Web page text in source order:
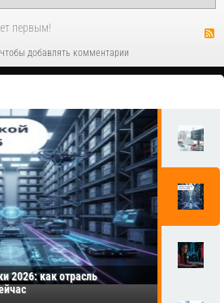
первым!
чтобы добавлять комментарии
2026: как отрасль